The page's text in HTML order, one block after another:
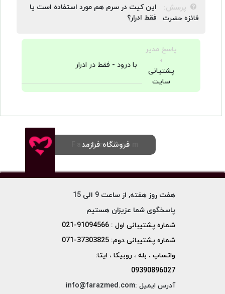
پرسش:
فائزه حضرت
این کیت در سرم هم مورد استفاده است یا
فقط ادرار؟
پاسخ مدیر
پشتیانی
سایت
با درود - فقط در ادرار
فروشگاه فرازمد
Farazmed.com
هفت روز هفته, از ساعت 9 الی 15
پاسخگوی شما عزیزان هستیم
شماره پشتیبانی اول : 91094566-021
شماره پشتیبانی دوم: 37303825-071
واتساپ ، بله ، روبیکا ، ایتا:
09390896027
آدرس ایمیل :info@farazmed.com